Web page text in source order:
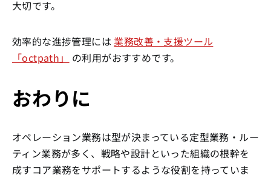
大切です。
効率的な進捗管理には 業務改善・支援ツール
「octpath」
の利用がおすすめです。
おわりに
オペレーション業務は型が決まっている定型業務・ルー
ティン業務が多く、戦略や設計といった組織の根幹を
成すコア業務をサポートするような役割を持っていま